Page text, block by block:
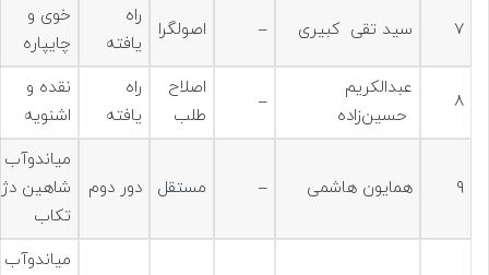
۷ سید تقی کبیری – اصولگرا
راه
یافته
خوی و
چایپاره
۸
عبدالکریم
حسین‌زاده
–
اصلاح
طلب
راه
یافته
نقده و
اشنویه
۹ همایون هاشمی – مستقل دور دوم
شاهین
تکاب